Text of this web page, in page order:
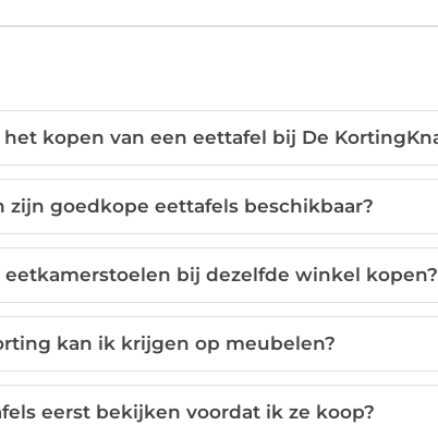
kopen van een eettafel bij De
zijn goedkope eettafels beschikbaar?
bij dezelfde winkel kopen?
kan ik krijgen op meubelen?
eerst bekijken voordat ik ze koop?